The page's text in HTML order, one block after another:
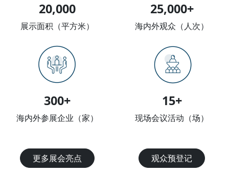
20,000
展示面积（平方米）
25,000+
海内外观众（人次）
300+
海内外参展企业（家）
15+
现场会议活动（场）
更多展会亮点 观众预登记